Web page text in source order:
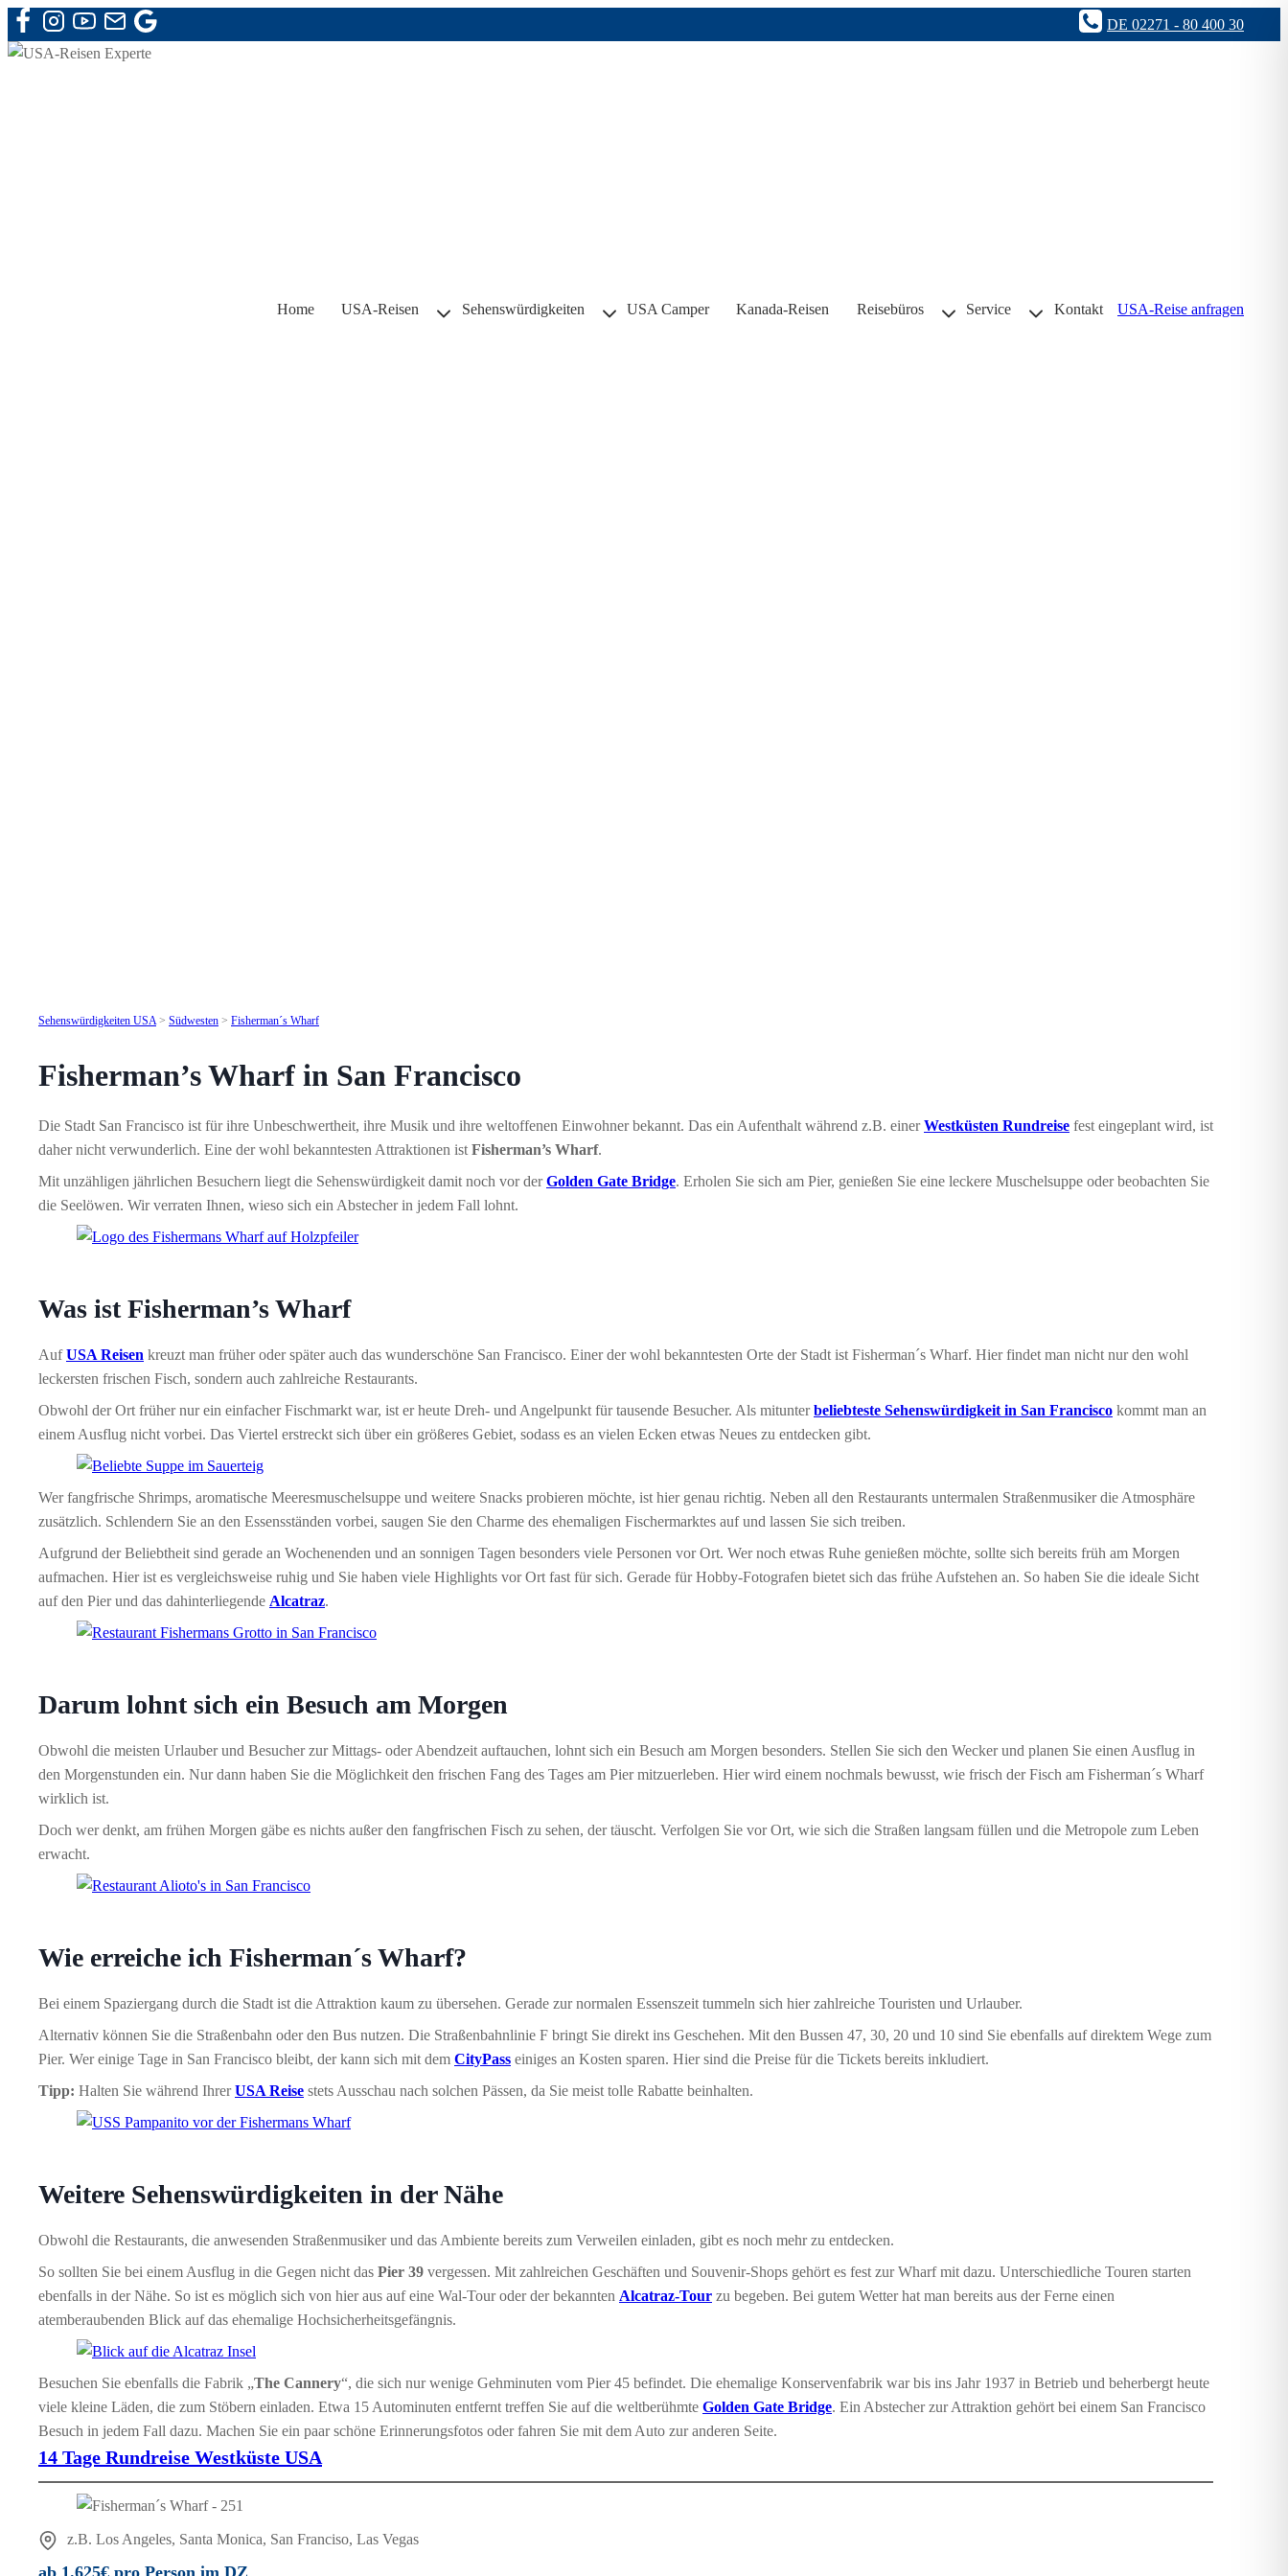
Zum
Inhalt
DE 02271 - 80 400 30
Home USA-Reisen Sehenswürdigkeiten USA Camper Kanada-Reisen Reisebüros Service Kontakt USA-Reise anfragen
Sehenswürdigkeiten USA> Südwesten > Fisherman´s Wharf
Fisherman’s Wharf in San Francisco
Die Stadt San Francisco ist für ihre Unbeschwertheit, ihre Musik und ihre weltoffenen Einwohner bekannt. Das ein Aufenthalt während z.B. einerWestküsten Rundreise fest eingeplant wird, ist
daher nicht verwunderlich. Eine der wohl bekanntesten Attraktionen ist Fisherman’s Wharf.
Mit unzähligen jährlichen Besuchern liegt die Sehenswürdigkeit damit noch vor derGolden Gate Bridge. Erholen Sie sich am Pier, genießen Sie eine leckere Muschelsuppe oder beobachten Sie
die Seelöwen. Wir verraten Ihnen, wieso sich ein Abstecher in jedem Fall lohnt.
Was ist Fisherman’s Wharf
AufUSA Reisen kreuzt man früher oder später auch das wunderschöne San Francisco. Einer der wohl bekanntesten Orte der Stadt ist Fisherman´s Wharf. Hier findet man nicht nur den wohl
leckersten frischen Fisch, sondern auch zahlreiche Restaurants.
Obwohl der Ort früher nur ein einfacher Fischmarkt war, ist er heute Dreh- und Angelpunkt für tausende Besucher. Als mitunterbeliebteste Sehenswürdigkeit in San Francisco kommt man an
einem Ausflug nicht vorbei. Das Viertel erstreckt sich über ein größeres Gebiet, sodass es an vielen Ecken etwas Neues zu entdecken gibt.
Wer fangfrische Shrimps, aromatische Meeresmuschelsuppe und weitere Snacks probieren möchte, ist hier genau richtig. Neben all den Restaurants untermalen Straßenmusiker die Atmosphäre
zusätzlich. Schlendern Sie an den Essensständen vorbei, saugen Sie den Charme des ehemaligen Fischermarktes auf und lassen Sie sich treiben.
Aufgrund der Beliebtheit sind gerade an Wochenenden und an sonnigen Tagen besonders viele Personen vor Ort. Wer noch etwas Ruhe genießen möchte, sollte sich bereits früh am Morgen
aufmachen. Hier ist es vergleichsweise ruhig und Sie haben viele Highlights vor Ort fast für sich. Gerade für Hobby-Fotografen bietet sich das frühe Aufstehen an. So haben Sie die ideale Sicht
auf den Pier und das dahinterliegende Alcatraz.
Darum lohnt sich ein Besuch am Morgen
Obwohl die meisten Urlauber und Besucher zur Mittags- oder Abendzeit auftauchen, lohnt sich ein Besuch am Morgen besonders. Stellen Sie sich den Wecker und planen Sie einen Ausflug in
den Morgenstunden ein. Nur dann haben Sie die Möglichkeit den frischen Fang des Tages am Pier mitzuerleben. Hier wird einem nochmals bewusst, wie frisch der Fisch am Fisherman´s Wharf
wirklich ist.
Doch wer denkt, am frühen Morgen gäbe es nichts außer den fangfrischen Fisch zu sehen, der täuscht. Verfolgen Sie vor Ort, wie sich die Straßen langsam füllen und die Metropole zum Leben
erwacht.
Wie erreiche ich Fisherman´s Wharf?
Bei einem Spaziergang durch die Stadt ist die Attraktion kaum zu übersehen. Gerade zur normalen Essenszeit tummeln sich hier zahlreiche Touristen und Urlauber.
Alternativ können Sie die Straßenbahn oder den Bus nutzen. Die Straßenbahnlinie F bringt Sie direkt ins Geschehen. Mit den Bussen 47, 30, 20 und 10 sind Sie ebenfalls auf direktem Wege zum
Pier. Wer einige Tage in San Francisco bleibt, der kann sich mit dem CityPass einiges an Kosten sparen. Hier sind die Preise für die Tickets bereits inkludiert.
Tipp: Halten Sie während IhrerUSA Reise stets Ausschau nach solchen Pässen, da Sie meist tolle Rabatte beinhalten.
Weitere Sehenswürdigkeiten in der Nähe
Obwohl die Restaurants, die anwesenden Straßenmusiker und das Ambiente bereits zum Verweilen einladen, gibt es noch mehr zu entdecken.
So sollten Sie bei einem Ausflug in die Gegen nicht das Pier 39 vergessen. Mit zahlreichen Geschäften und Souvenir-Shops gehört es fest zur Wharf mit dazu. Unterschiedliche Touren starten
ebenfalls in der Nähe. So ist es möglich sich von hier aus auf eine Wal-Tour oder der bekannten Alcatraz-Tour zu begeben. Bei gutem Wetter hat man bereits aus der Ferne einen
atemberaubenden Blick auf das ehemalige Hochsicherheitsgefängnis.
Besuchen Sie ebenfalls die Fabrik „The Cannery“, die sich nur wenige Gehminuten vom Pier 45 befindet. Die ehemalige Konservenfabrik war bis ins Jahr 1937 in Betrieb und beherbergt heute
viele kleine Läden, die zum Stöbern einladen. Etwa 15 Autominuten entfernt treffen Sie auf die weltberühmte Golden Gate Bridge. Ein Abstecher zur Attraktion gehört bei einem San Francisco
Besuch in jedem Fall dazu. Machen Sie ein paar schöne Erinnerungsfotos oder fahren Sie mit dem Auto zur anderen Seite.
14 Tage Rundreise Westküste USA
z.B. Los Angeles, Santa Monica, San Franciso, Las Vegas